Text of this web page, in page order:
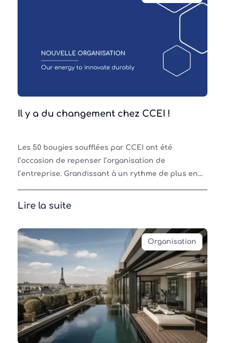
Il y a du changement chez CCEI !
Les 50 bougies soufflées par CCEI ont été
l’occasion de repenser l’organisation de
l’entreprise. Grandissant à un rythme de plus en
seul et même groupe c
Lire la suite
Organisation